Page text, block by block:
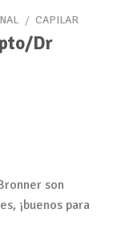
/ CAPILAR
Dr
son
¡buenos para